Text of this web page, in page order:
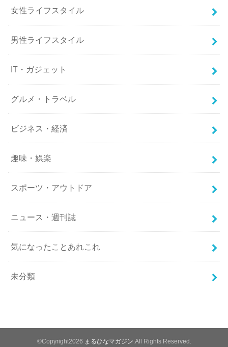
女性ライフスタイル
男性ライフスタイル
IT・ガジェット
グルメ・トラベル
ビジネス・経済
趣味・娯楽
スポーツ・アウトドア
ニュース・週刊誌
気になったことあれこれ
未分類
©Copyright2026 まるひなマガジン .All Rights Reserved.